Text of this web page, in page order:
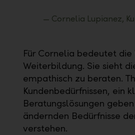
Cornelia Lupianez,
Für Cornelia bedeutet
Weiterbildung. Sie sieht
empathisch zu beraten.
Kundenbedürfnissen, ein
Beratungslösungen
ändernden Bedürfnisse
verstehen.